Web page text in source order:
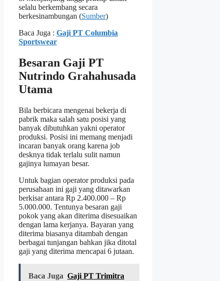
selalu berkembang secara
berkesinambungan (Sumber)
Baca Juga : Gaji PT Columbia
Sportswear
Besaran Gaji PT
Nutrindo Grahahusada
Utama
Bila berbicara mengenai bekerja di
pabrik maka salah satu posisi yang
banyak dibutuhkan yakni operator
produksi. Posisi ini memang menjadi
incaran banyak orang karena job
desknya tidak terlalu sulit namun
gajinya lumayan besar.
Untuk bagian operator produksi pada
perusahaan ini gaji yang ditawarkan
berkisar antara Rp 2.400.000 – Rp
5.000.000. Tentunya besaran gaji
pokok yang akan diterima disesuaikan
dengan lama kerjanya. Bayaran yang
diterima biasanya ditambah dengan
berbagai tunjangan bahkan jika ditotal
gaji yang diterima mencapai 6 jutaan.
Baca Juga Gaji PT Trimitra